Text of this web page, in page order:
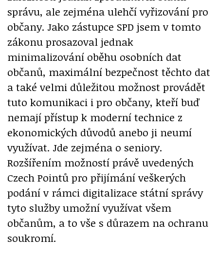
správu, ale zejména ulehčí vyřizování pro
občany. Jako zástupce SPD jsem v tomto
zákonu prosazoval jednak
minimalizování oběhu osobních dat
občanů, maximální bezpečnost těchto dat
a také velmi důležitou možnost provádět
tuto komunikaci i pro občany, kteří buď
nemají přístup k moderní technice z
ekonomických důvodů anebo ji neumí
využívat. Jde zejména o seniory.
Rozšířením možností právě uvedených
Czech Pointů pro přijímání veškerých
podání v rámci digitalizace státní správy
tyto služby umožní využívat všem
občanům, a to vše s důrazem na ochranu
soukromí.